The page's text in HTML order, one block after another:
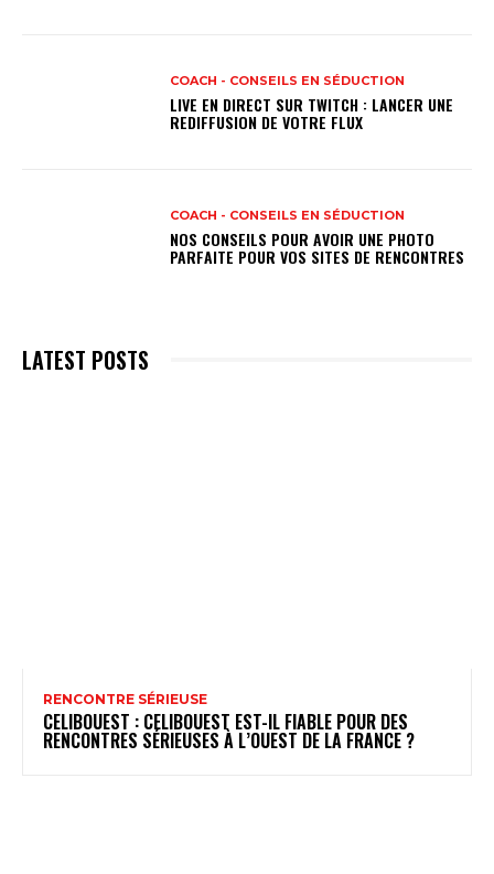
COACH - CONSEILS EN SÉDUCTION
LIVE EN DIRECT SUR TWITCH : LANCER UNE
REDIFFUSION DE VOTRE FLUX
COACH - CONSEILS EN SÉDUCTION
NOS CONSEILS POUR AVOIR UNE PHOTO
PARFAITE POUR VOS SITES DE RENCONTRES
LATEST POSTS
RENCONTRE SÉRIEUSE
CELIBOUEST : CELIBOUEST EST-IL FIABLE POUR DES
RENCONTRES SÉRIEUSES À L’OUEST DE LA FRANCE ?